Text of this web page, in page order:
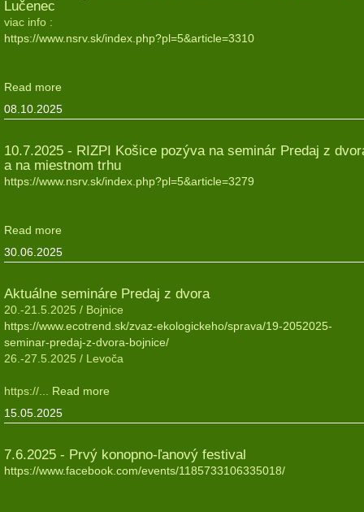
Lučenec
viac info :
https://www.nsrv.sk/index.php?pl=5&article=3310
Read more
08.10.2025
10.7.2025 - RIZPI Košice pozýva na seminár Predaj z
a na miestnom trhu
https://www.nsrv.sk/index.php?pl=5&article=3279
Read more
30.06.2025
Aktuálne semináre Predaj z dvora
20.-21.5.2025 / Bojnice
https://www.ecotrend.sk/zvaz-ekologickeho/sprava/19-2052025-
seminar-predaj-z-dvora-bojnice/
26.-27.5.2025 / Levoča
https://...
Read more
15.05.2025
7.6.2025 - Prvý konopno-ľanový festival
https://www.facebook.com/events/1185733106335018/